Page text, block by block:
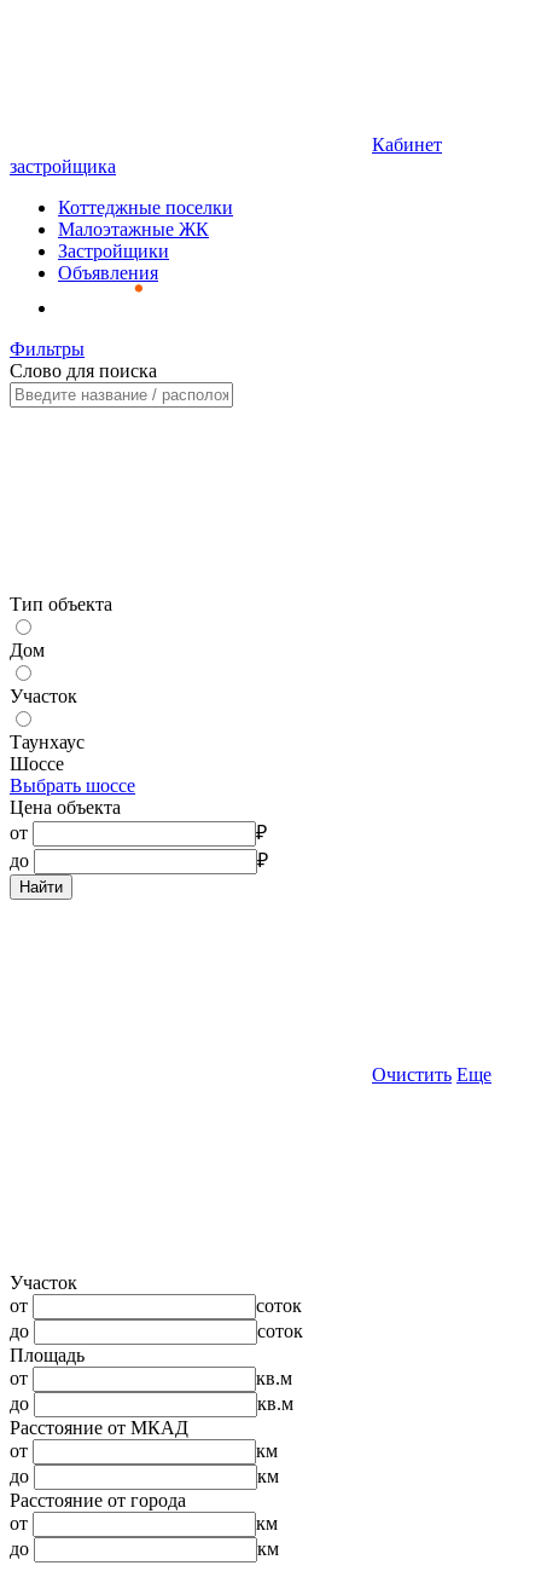
Кабинет
застройщика
Коттеджные поселки
Малоэтажные ЖК
Застройщики
Объявления
Фильтры
Слово для поиска
Тип объекта
Дом
Участок
Таунхаус
Шоссе
Выбрать шоссе
Цена объекта
от
₽
до
₽
Найти
Очистить Еще
Участок
от
соток
до
соток
Площадь
от
кв.м
до
кв.м
Расстояние от МКАД
от
км
до
км
Расстояние от города
от
км
до
км